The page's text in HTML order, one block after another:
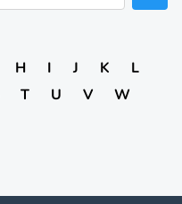
H I J K
L
T U V
W